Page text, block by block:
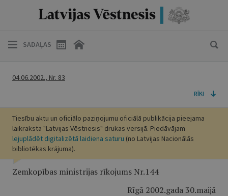
SADAĻAS
04.06.2002., Nr. 83
RĪKI
Tiesību aktu un oficiālo paziņojumu oficiālā publikācija pieejama
laikraksta "Latvijas Vēstnesis" drukas versijā. Piedāvājam
lejuplādēt digitalizētā laidiena saturu (no Latvijas Nacionālās
bibliotēkas krājuma).
Zemkopības ministrijas rīkojums Nr.144
Rīgā 2002.gada 30.maijā